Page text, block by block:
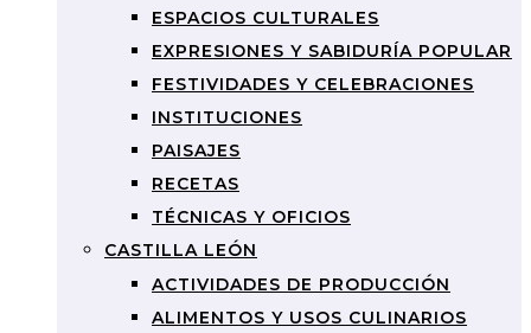
ESPACIOS CULTURALES
EXPRESIONES Y SABIDURÍA POPULAR
FESTIVIDADES Y CELEBRACIONES
INSTITUCIONES
PAISAJES
RECETAS
TÉCNICAS Y OFICIOS
CASTILLA LEÓN
ACTIVIDADES DE PRODUCCIÓN
ALIMENTOS Y USOS CULINARIOS